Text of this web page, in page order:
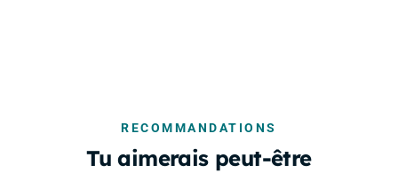
RECOMMANDATIONS
Tu aimerais peut-être